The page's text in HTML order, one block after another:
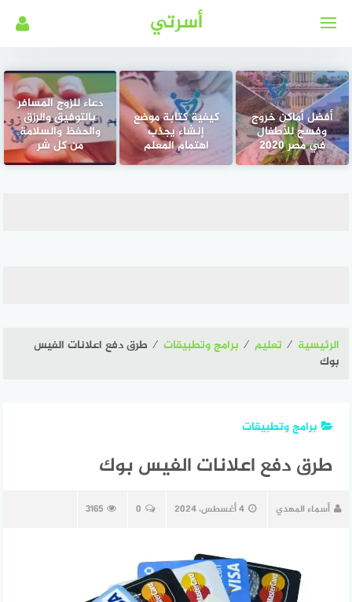
أسرتي
أفضل أماكن خروج
وفسح للأطفال
في مصر 2020
كيفية كتابة موضع
إنشاء يجذب
اهتمام المعلم
دعاء للزوج المسافر
بالتوفيق والرزق
والحفظ والسلامة
من كل شر
الرئيسية ⁄ تعليم ⁄ برامج وتطبيقات ⁄ طرق دفع اعلانات الفيس
بوك
برامج وتطبيقات
طرق دفع اعلانات الفيس بوك
أسماء المهدي 4 أغسطس، 2024 0
3165